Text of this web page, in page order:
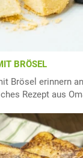
BRÖSEL
Brösel erinnern
Rezept aus